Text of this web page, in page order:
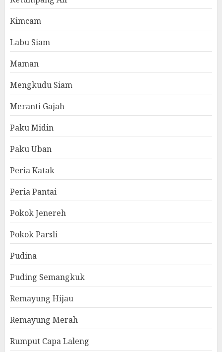
Kimcam
Labu Siam
Maman
Mengkudu Siam
Meranti Gajah
Paku Midin
Paku Uban
Peria Katak
Peria Pantai
Pokok Jenereh
Pokok Parsli
Pudina
Puding Semangkuk
Remayung Hijau
Remayung Merah
Rumput Capa Laleng